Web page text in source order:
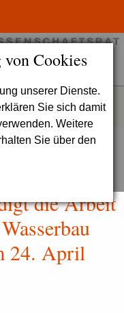
Cookies
unserer Dienste.
Sie sich damit
Weitere
Sie über den
|
die Arbeit
24. April